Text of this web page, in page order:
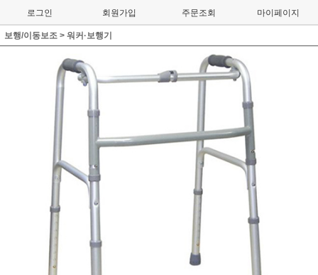
로그인 회원가입 주문조회 마이페이지
보행/이동보조 > 워커·보행기